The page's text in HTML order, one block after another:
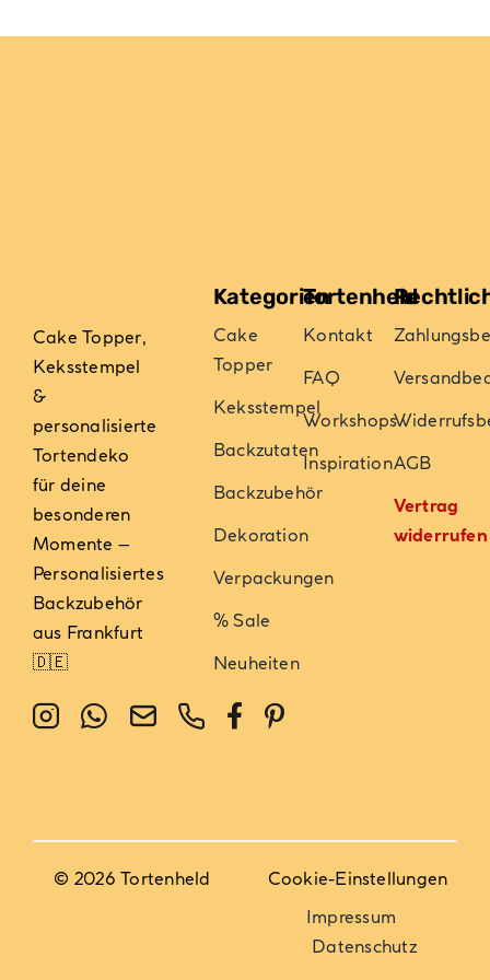
Cake Topper,
Keksstempel
&
personalisierte
Tortendeko
für deine
besonderen
Momente –
Personalisiertes
Backzubehör
aus Frankfurt
🇩🇪
Kategorien
Cake
Topper
Keksstempel
Backzutaten
Backzubehör
Dekoration
Verpackungen
% Sale
Neuheiten
Tortenheld
Kontakt
FAQ
Workshops
InspirationAGB
Vertrag
widerrufen
© 2026 Tortenheld
Cookie-Einstellungen
Impressum
Datenschutz